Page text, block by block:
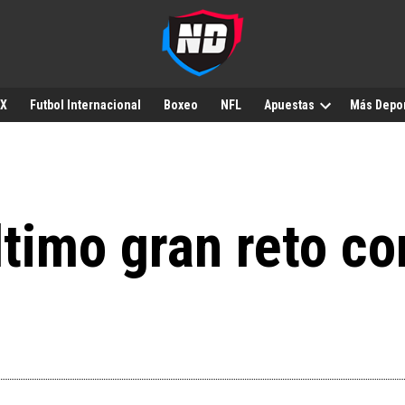
Futbol Internacional Boxeo NFL Apuestas Más
gran reto